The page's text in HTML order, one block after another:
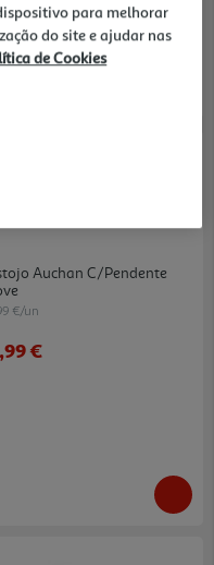
Auchan C/pendente
€/un
€
para melhorar
do site e ajudar nas
de Cookies